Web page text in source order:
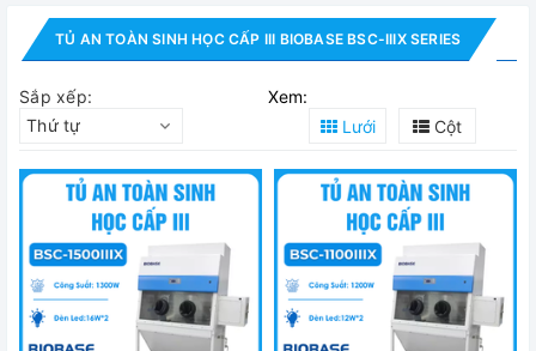
TỦ AN TOÀN SINH HỌC CẤP III BIOBASE BSC-IIIX SERIES
Sắp xếp:
Thứ tự
Xem:
Lưới
Cột